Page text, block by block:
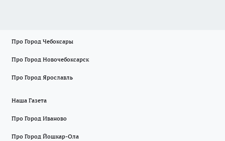
Про Город Чебоксары
Про Город Новочебоксарск
Про Город Ярославль
Наша Газета
Про Город Иваново
Про Город Йошкар-Ола